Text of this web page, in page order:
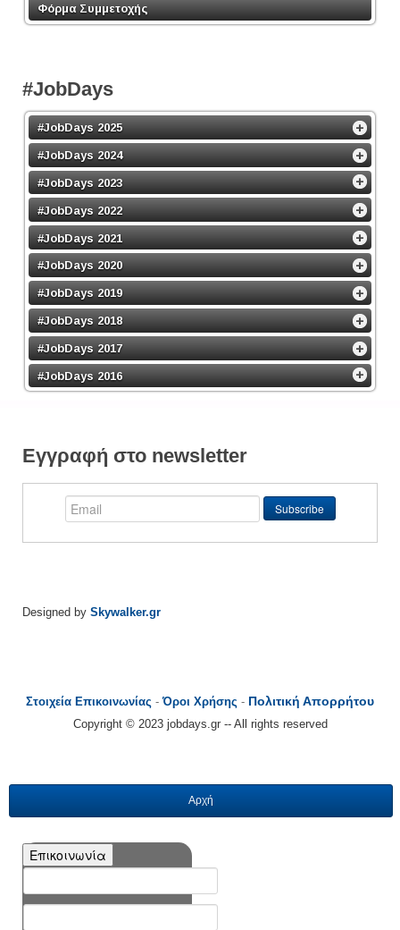
Φόρμα Συμμετοχής
#JobDays
#JobDays 2025
#JobDays 2024
#JobDays 2023
#JobDays 2022
#JobDays 2021
#JobDays 2020
#JobDays 2019
#JobDays 2018
#JobDays 2017
#JobDays 2016
Εγγραφή στο newsletter
Designed by Skywalker.gr
Στοιχεία Επικοινωνίας -Όροι Χρήσης - Πολιτική Απορρήτου
Copyright © 2023 jobdays.gr -- All rights reserved
Αρχή